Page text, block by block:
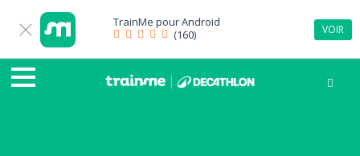
TrainMe pourAndroid
(160)
VOIR